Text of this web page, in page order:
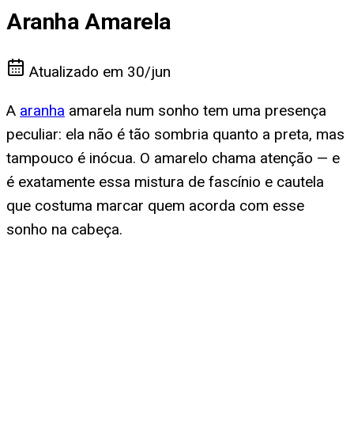
Aranha Amarela
Atualizado em 30/jun
A aranha amarela num sonho tem uma presença
peculiar: ela não é tão sombria quanto a preta, mas
tampouco é inócua. O amarelo chama atenção — e
é exatamente essa mistura de fascínio e cautela
que costuma marcar quem acorda com esse
sonho na cabeça.